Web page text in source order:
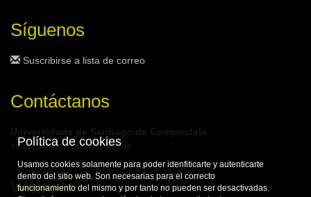
Síguenos
Suscribirse a lista de correo
Contáctanos
seio.santiago.2026@usc.es
Website
Política de cookies
Usamos cookies solamente para poder idenfiticarte y autenticarte
dentro del sitio web. Son necesarias para el correcto
funcionamiento del mismo y por tanto no pueden ser desactivadas.